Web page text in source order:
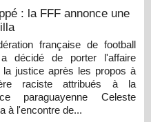
: la FFF annonce une
française de football
décidé de porter l'affaire
la justice après les propos à
raciste attribués à la
paraguayenne Celeste
à l'encontre de...